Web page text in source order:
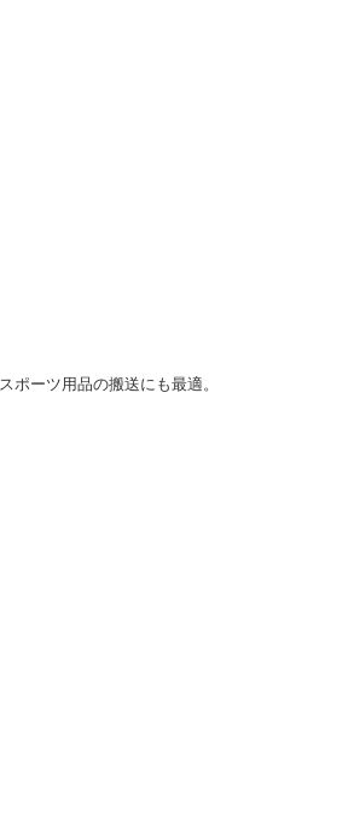
ポーツ用品の搬送にも最適。